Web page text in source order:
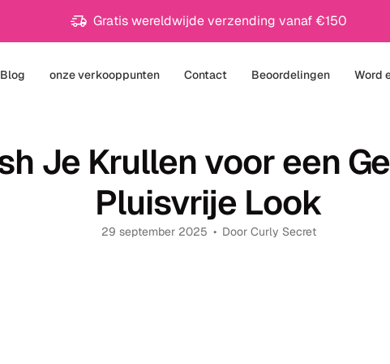
Gratis wereldwijde verzending vanaf €150
Blog onze verkooppunten Contact Beoordelingen Word
Je Krullen voor een
Pluisvrije Look
29 september 2025 Door Curly Secret